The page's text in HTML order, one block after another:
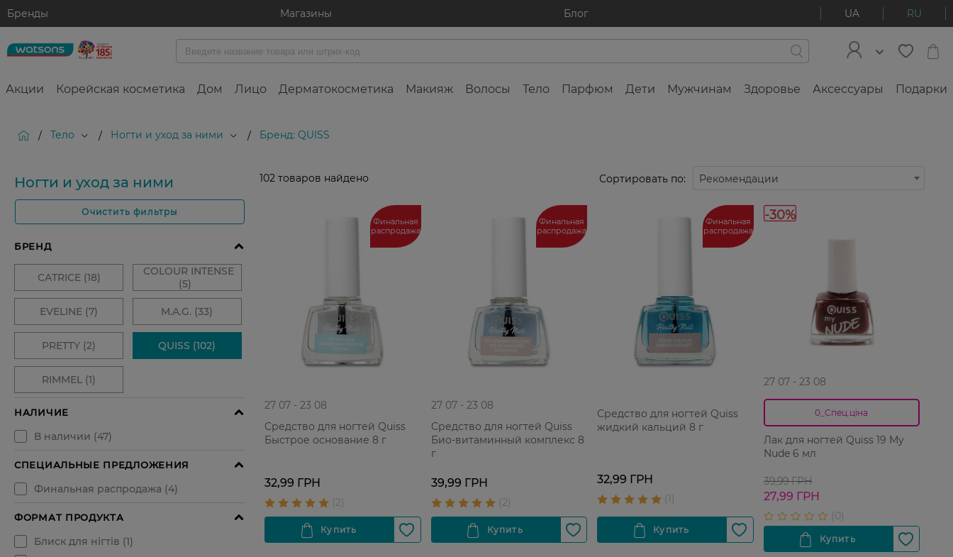
Бренды Магазины Блог UA RU
Акции Корейская косметика Дом Лицо Дерматокосметика Макияж Волосы Тело Парфюм Дети Мужчинам Здоровье Аксессуары Подарки
/ Тело / Ногти и уход за ними / Бренд: QUISS
Ногти и уход за ними
Очистить фильтры
102 товаров найдено Сортировать по: Рекомендации
Финальная
распродажа
27 07 - 23 08
Средство для ногтей Quiss
Быстрое основание 8 г
32,99 ГРН
Финальная
распродажа
27 07 - 23 08
Средство для ногтей Quiss
Био-витаминный комплекс 8
г
39,99 ГРН
Финальная
распродажа
Средство для ногтей Quiss
жидкий кальций 8 г
32,99 ГРН
-30%
27 07 - 23 08
0_Спец.ціна
Лак для ногтей Quiss 19 My
Nude 6 мл
39,99 ГРН
27,99 ГРН